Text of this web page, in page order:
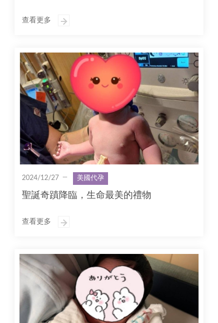
查看更多
2024/12/27 美國代孕
聖誕奇蹟降臨，生命最美的禮物
查看更多